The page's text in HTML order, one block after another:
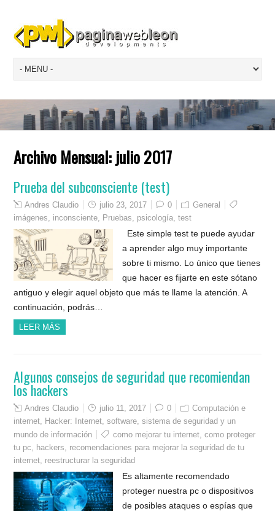
Archivo Mensual: julio 2017
Prueba del subconsciente (test)
Andres Claudio julio 23, 2017 0
General
imágenes
inconsciente Pruebas psicología ,test
Este simple test te puede ayudar
a aprender algo muy importante
sobre ti mismo. Lo único que tienes
que hacer es fijarte en este sótano
antiguo y elegir aquel objeto que más te llame la atención. A
continuación, podrás…
LEER MÁS
Algunos consejos de seguridad que recomiendan
los hackers
Andres Claudio julio 11, 2017 0
Computación e
internet
Hacker: Internet, software, sistema de seguridad y un
mundo de información
como mejorar tu internet ,como proteger
tu pc
hackers
recomendaciones para mejorar la seguridad de tu
internet reestructurar la seguridad
Es altamente recomendado
proteger nuestra pc o dispositivos
de posibles ataques o espías que